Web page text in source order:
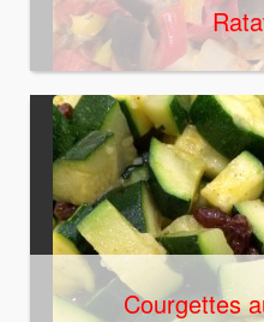
Courgettes